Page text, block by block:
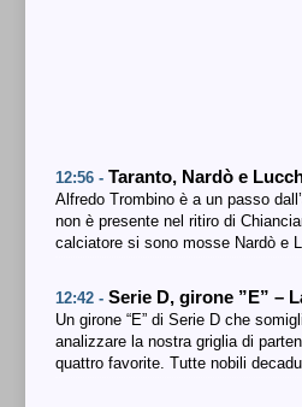
12:56 - Taranto, Nardò e
Alfredo Trombino è a un passo
non è presente nel ritiro di
calciatore si sono mosse Nardò e
12:42 - Serie D, girone ”E” –
Un girone “E” di Serie D che
analizzare la nostra griglia di
quattro favorite. Tutte nobili